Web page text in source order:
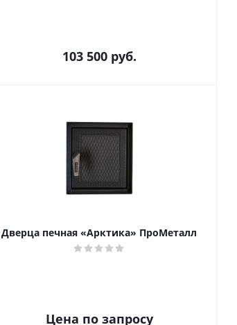
103 500руб.
Дверца печная «Арктика» ПроМеталл
Цена по запросу